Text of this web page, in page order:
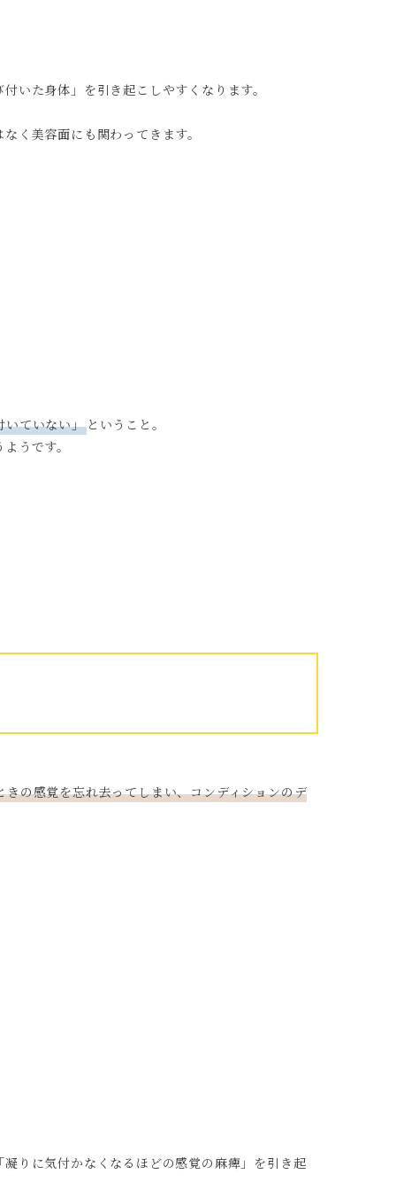
いた身体」を引き起こしやすくなります。
く美容面にも関わってきます。
いていない」ということ。
うです。
の感覚を忘れ去ってしまい、コンディションのデ
りに気付かなくなるほどの感覚の麻痺」を引き起